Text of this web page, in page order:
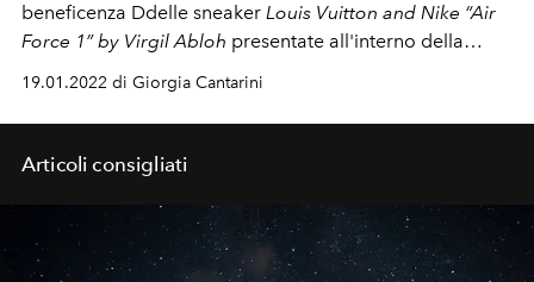
beneficenza Ddelle sneaker Louis Vuitton and Nike “Air
Force 1” by Virgil Abloh presentate all'interno della
Louis Vuitton Spring Summer
19.01.2022 di Giorgia Cantarini
Articoli consigliati